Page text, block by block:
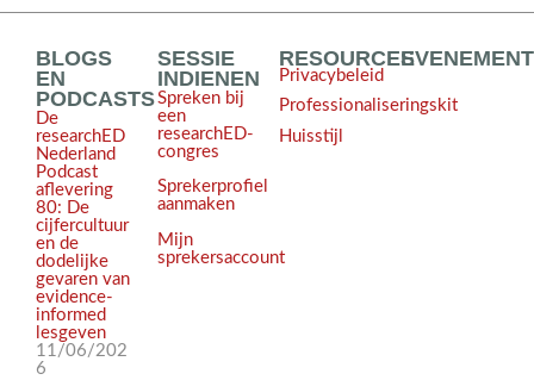
BLOGS
EN
PODCASTS
De
researchED
Nederland
Podcast
aflevering
80: De
cijfercultuur
en de
dodelijke
gevaren van
evidence-
informed
lesgeven
11/06/202
6
SESSIE
INDIENEN
Spreken bij
een
researchED-
congres
Sprekerprofiel
aanmaken
Mijn
sprekersaccount
RESOURCES
Privacybeleid
Professionaliseringskit
Huisstijl